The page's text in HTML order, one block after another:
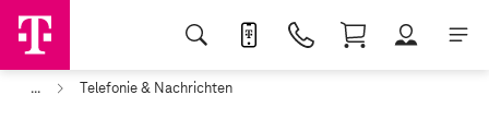
... Telefonie & Nachrichten